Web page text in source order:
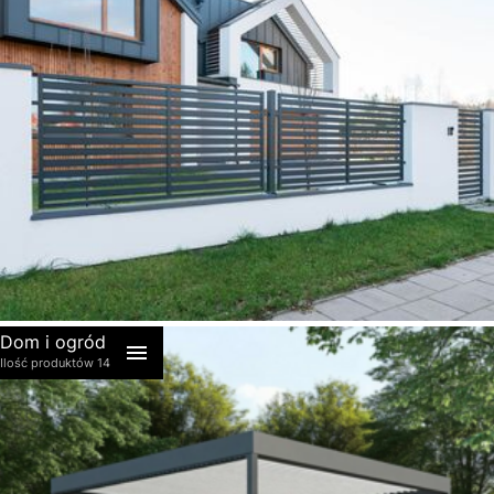
akcesoria
Dom i ogród
Ilość produktów 14